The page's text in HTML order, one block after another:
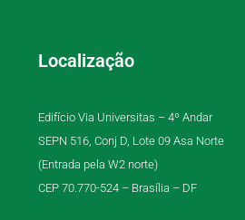
Localização
Edifício Via Universitas – 4º Andar
SEPN 516, Conj D, Lote 09 Asa Norte
(Entrada pela W2 norte)
CEP 70.770-524 – Brasília – DF